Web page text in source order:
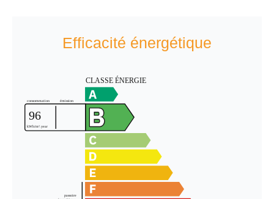
Efficacité énergétique